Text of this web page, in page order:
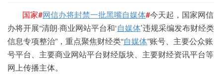
国家#网信办将封禁一批黑嘴自媒体#今天起，国家网信
办将开展“清朗·商业网站平台和‘自媒体’违规采编发布财经类
信息专项整治”，重点聚焦财经类“自媒体”账号、主要公众账
号平台、主要商业网站平台财经版块、主要财经资讯平台等
网上传播主体。